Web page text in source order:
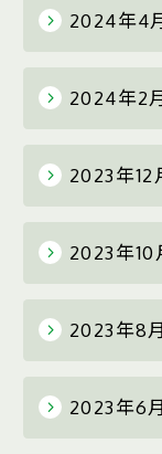
2024年4
2024年2
2023年12
2023年10
2023年8月
2023年6月